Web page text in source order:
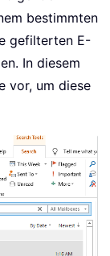
bestimmten
gefilterten E-
In diesem
vor, um diese